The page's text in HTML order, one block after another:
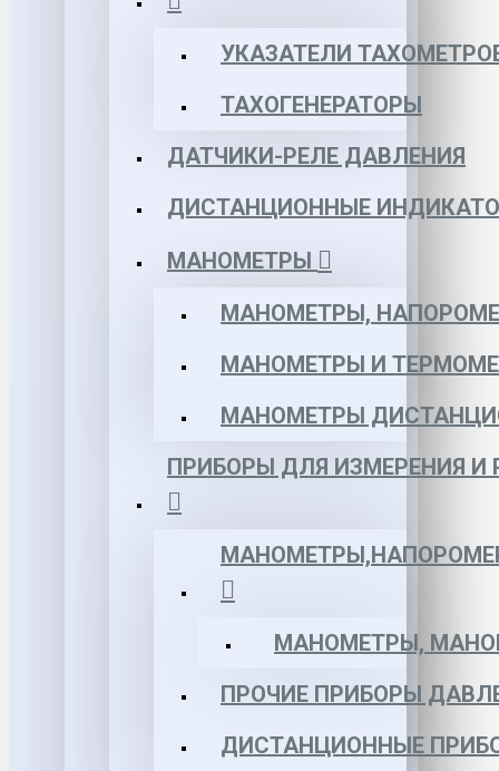
УКАЗАТЕЛИ
ТАХОГЕНЕРАТОРЫ
ДАТЧИКИ-РЕЛЕ ДАВЛЕНИЯ
ДИСТАНЦИОННЫЕ
МАНОМЕТРЫ
МАНОМЕТРЫ,
МАНОМЕТРЫ И
МАНОМЕТРЫ
ПРИБОРЫ ДЛЯ ИЗМЕРЕНИЯ И
МАНОМЕТРЫ,
ПРОЧИЕ ПРИБОРЫ
ДИСТАНЦИОННЫЕ